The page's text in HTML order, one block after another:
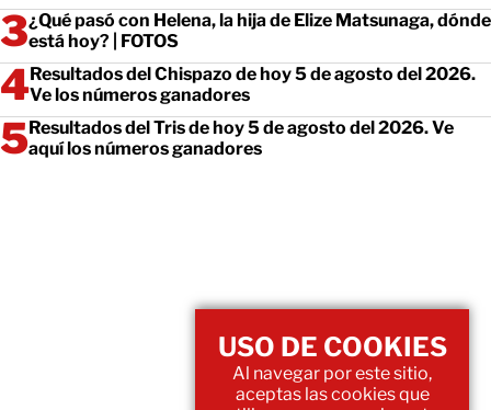
¿Qué pasó con Helena, la hija de Elize Matsunaga, dónde
está hoy? | FOTOS
Resultados del Chispazo de hoy 5 de agosto del 2026.
Ve los números ganadores
Resultados del Tris de hoy 5 de agosto del 2026. Ve
aquí los números ganadores
USO DE COOKIES
Al navegar por este sitio,
aceptas las cookies que